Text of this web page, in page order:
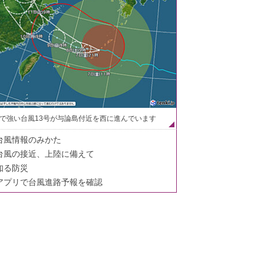
強い台風13号が与論島付近を西に進んでいます
風情報のみかた
風の接近、上陸に備えて
る防災
プリで台風進路予報を確認